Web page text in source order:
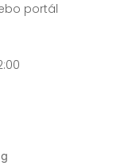
portál